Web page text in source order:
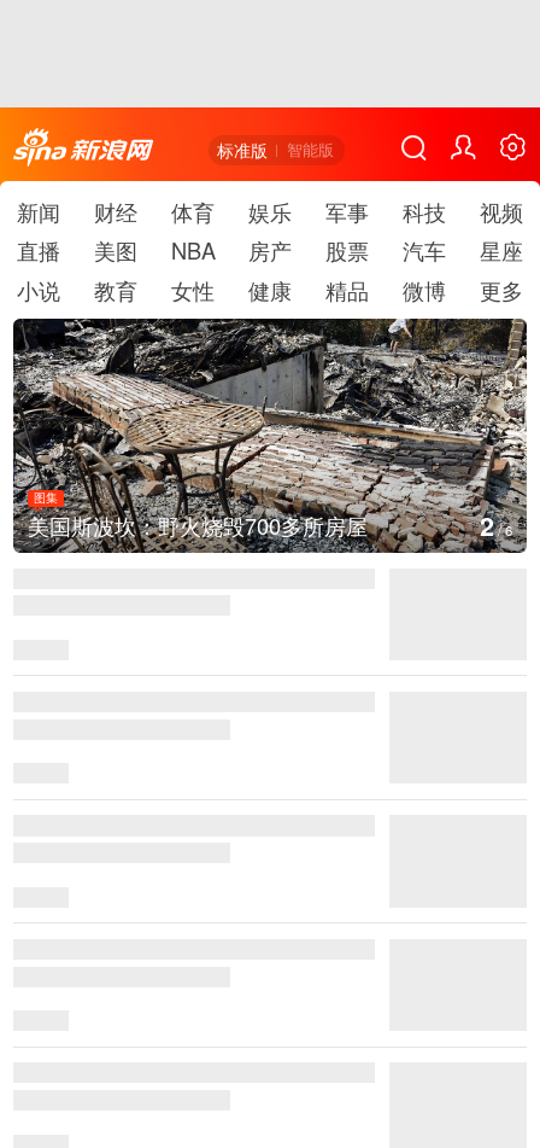
标准版 智能版
新闻 财经 体育 娱乐 军事 科技
视频
直播
美图 NBA 房产 股票 汽车
星座
小说
教育 女性 健康 精品 微博 更多
图集
美国斯波坎：野火烧毁700多所房屋 2/6